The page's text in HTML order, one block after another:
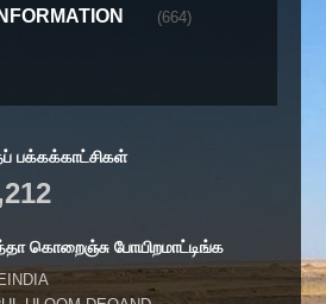
INFORMATION (664)
பக்கக்காட்சிகள்
கொறைஞ்சு போயிறமாட்டிங்க